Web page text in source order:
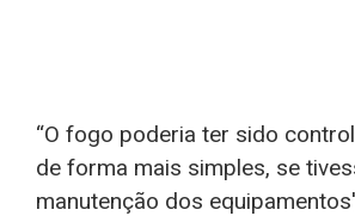
“O fogo poderia ter sido
de forma mais simples, se
manutenção dos